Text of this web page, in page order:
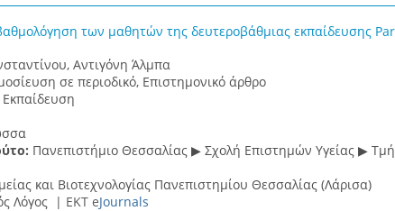
βαθμολόγηση των μαθητών της δευτεροβάθμιας εκπαίδευσης
Αντιγόνη Άλμπα
σε περιοδικό, Επιστημονικό άρθρο
Εκπαίδευση
Πανεπιστήμιο Θεσσαλίας ▶ Σχολή Επιστημών Υγείας ▶
και Βιοτεχνολογίας Πανεπιστημίου Θεσσαλίας (Λάρισα)
Λόγος | ΕΚΤ eJournals